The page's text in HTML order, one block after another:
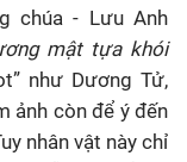
chúa - Lưu Anh
mật tựa khói
như Dương Tử,
ảnh còn để ý đến
nhân vật này chỉ